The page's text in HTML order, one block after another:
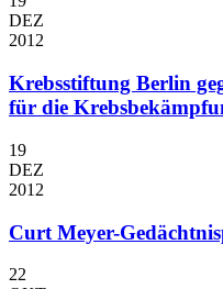
DEZ
2012
Krebsstiftung Berlin
für die
19
DEZ
2012
Curt Meyer-
22